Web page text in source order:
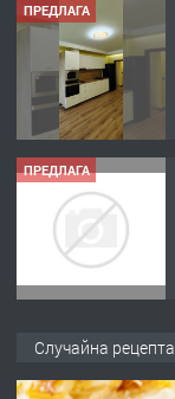
ПРЕДЛАГА
ПРЕДЛАГА
Случайна рецепта